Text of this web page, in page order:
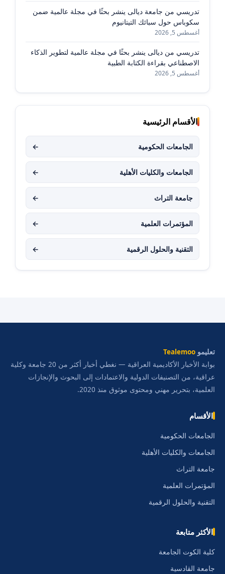
تدريسي من جامعة ديالى ينشر بحثًا في مجلة عالمية ضمن
سكوباس حول سبائك التيتانيوم
أغسطس 5, 2026
تدريسي من ديالى ينشر بحثًا في مجلة عالمية لتطوير الذكاء
الاصطناعي بقراءة الكتابة الطبية
أغسطس 5, 2026
الأقسام الرئيسية
الجامعات الحكومية ←
الجامعات والكليات الأهلية ←
جامعة التراث ←
المؤتمرات العلمية ←
التقنية والحلول الرقمية ←
تعليمو Tealemoo
بوابة الأخبار الأكاديمية العراقية — نغطي أخبار أكثر من 20 جامعة وكلية
عراقية، من التصنيفات الدولية والاعتمادات إلى البحوث والإنجازات
العلمية، بتحرير مهني ومحتوى موثوق منذ 2020.
الأقسام
الجامعات الحكومية
الجامعات والكليات الأهلية
جامعة التراث
المؤتمرات العلمية
التقنية والحلول الرقمية
الأكثر متابعة
كلية الكوت الجامعة
جامعة القادسية